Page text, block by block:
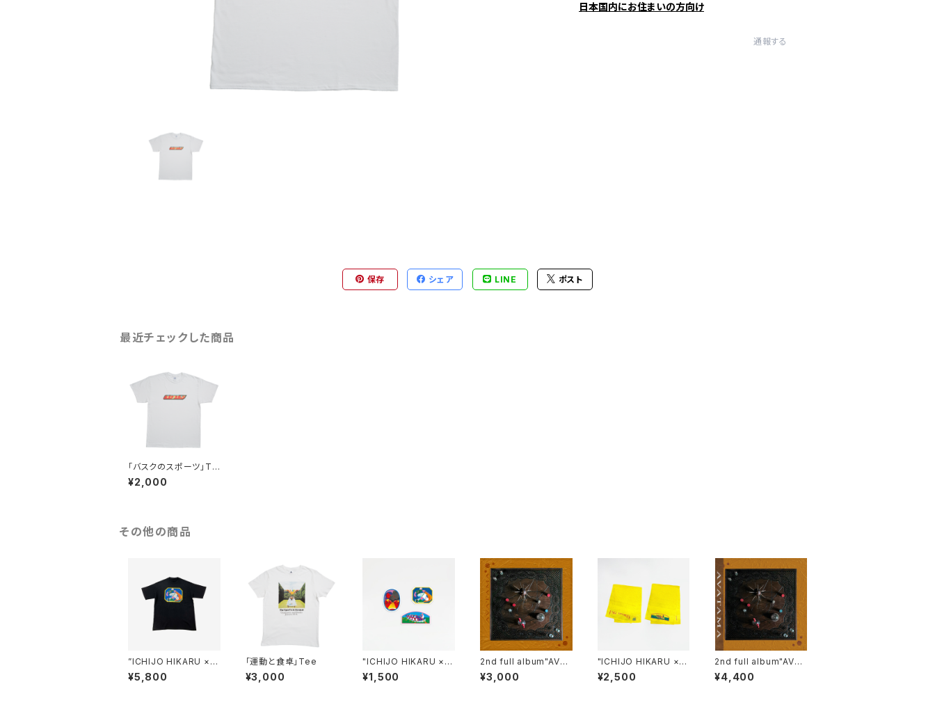
日本国内にお住まいの方向け
通報する
保存 シェア LINE ポスト
最近チェックした商品
「バスクのスポーツ」Te
e
¥2,000
その他の商品
”ICHIJO HIKARU × V
SQ sports" T-shirt
¥5,800
「運動と食卓」Tee
¥3,000
"ICHIJO HIKARU × V
SQ sports" Sticker
Set
¥1,500
2nd full album"AVAT
AMA"
¥3,000
"ICHIJO HIKARU × V
SQ sports" Towel
¥2,500
2nd full album"AVAT
AMA" （LP）
¥4,400